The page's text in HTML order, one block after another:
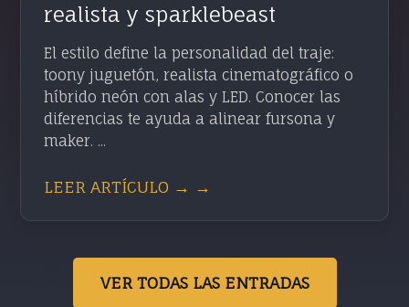
realista y sparklebeast
El estilo define la personalidad del traje:
toony juguetón, realista cinematográfico o
híbrido neón con alas y LED. Conocer las
diferencias te ayuda a alinear fursona y
maker. ...
LEER ARTÍCULO → →
VER TODAS LAS ENTRADAS